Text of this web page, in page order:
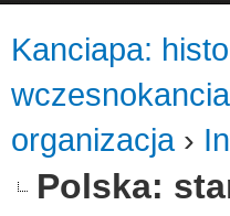
Kanciapa:
organizacja›
Polska: